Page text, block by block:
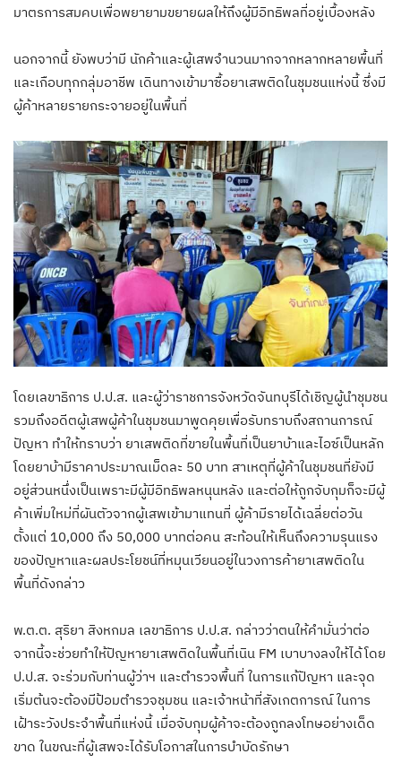
มาตรการสมคบเพื่อพยายามขยายผลให้ถึงผู้มีอิทธิพลที่อยู่เบื้องหลัง
นอกจากนี้ ยังพบว่ามี นักค้าและผู้เสพจำนวนมากจากหลากหลายพื้นที่
และเกือบทุกกลุ่มอาชีพ เดินทางเข้ามาซื้อยาเสพติดในชุมชนแห่งนี้ ซึ่งมี
ผู้ค้าหลายรายกระจายอยู่ในพื้นที่
โดยเลขาธิการ ป.ป.ส. และผู้ว่าราชการจังหวัดจันทบุรีได้เชิญผู้นำชุมชน
รวมถึงอดีตผู้เสพผู้ค้าในชุมชนมาพูดคุยเพื่อรับทราบถึงสถานการณ์
ปัญหา ทำให้ทราบว่า ยาเสพติดที่ขายในพื้นที่เป็นยาบ้าและไอซ์เป็นหลัก
โดยยาบ้ามีราคาประมาณเม็ดละ 50 บาท สาเหตุที่ผู้ค้าในชุมชนที่ยังมี
อยู่ส่วนหนึ่งเป็นเพราะมีผู้มีอิทธิพลหนุนหลัง และต่อให้ถูกจับกุมก็จะมีผู้
ค้าเพิ่มใหม่ที่ผันตัวจากผู้เสพเข้ามาแทนที่ ผู้ค้ามีรายได้เฉลี่ยต่อวัน
ตั้งแต่ 10,000 ถึง 50,000 บาทต่อคน สะท้อนให้เห็นถึงความรุนแรง
ของปัญหาและผลประโยชน์ที่หมุนเวียนอยู่ในวงการค้ายาเสพติดใน
พื้นที่ดังกล่าว
พ.ต.ต. สุริยา สิงหกมล เลขาธิการ ป.ป.ส. กล่าวว่าตนให้คำมั่นว่าต่อ
จากนี้จะช่วยทำให้ปัญหายาเสพติดในพื้นที่เนิน FM เบาบางลงให้ได้โดย
ป.ป.ส. จะร่วมกับท่านผู้ว่าฯ และตำรวจพื้นที่ ในการแก้ปัญหา และจุด
เริ่มต้นจะต้องมีป้อมตำรวจชุมชน และเจ้าหน้าที่สังเกตการณ์ ในการ
เฝ้าระวังประจำพื้นที่แห่งนี้ เมื่อจับกุมผู้ค้าจะต้องถูกลงโทษอย่างเด็ด
ขาด ในขณะที่ผู้เสพจะได้รับโอกาสในการบำบัดรักษา